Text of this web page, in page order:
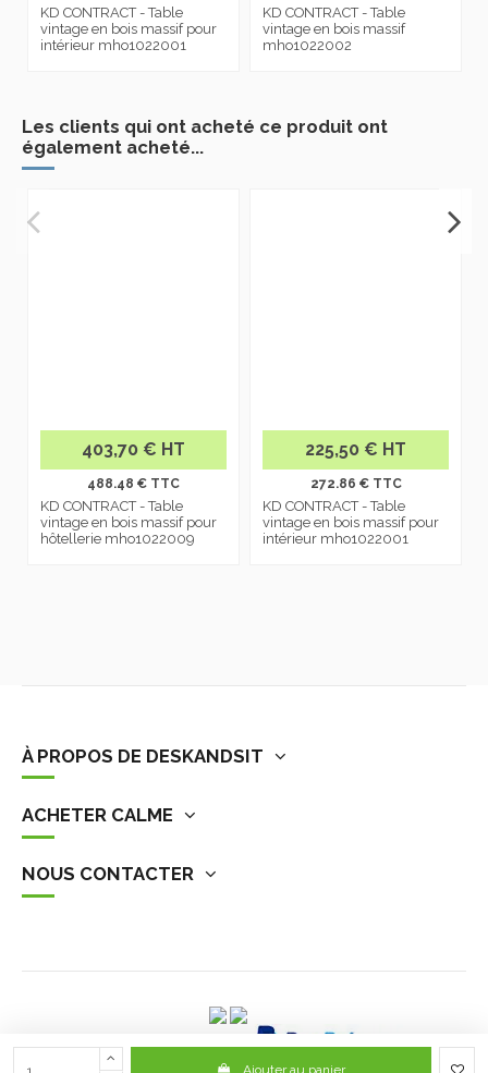
Ajouter au panier
KD CONTRACT - Table
vintage en bois massif pour
intérieur mho1022001
KD CONTRACT - Table
vintage en bois massif
mho1022002
Les clients qui ont acheté ce produit ont
également acheté...
403,70 € HT
488.48 € TTC
KD CONTRACT - Table
vintage en bois massif pour
hôtellerie mho1022009
225,50 € HT
272.86 € TTC
KD CONTRACT - Table
vintage en bois massif pour
intérieur mho1022001
À PROPOS DE DESKANDSIT
ACHETER CALME
NOUS CONTACTER